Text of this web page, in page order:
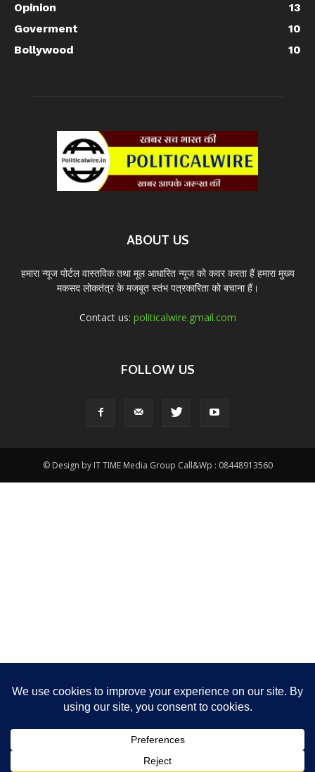
Opinion
13
Goverment
10
Bollywood
10
ABOUT US
हमारा न्यूज पोर्टल वास्तविक तथा मूल आधारित न्यूज को कवर करता हैं हमारा मुख्य
मकसद लोकतंत्र के मजबूत स्तंभ पत्रकारिता को बचाना हैं।
Contact us: politicalwire.gmail.com
FOLLOW US
© Design by IT TIME Media Group Call&Wp : 08448913560